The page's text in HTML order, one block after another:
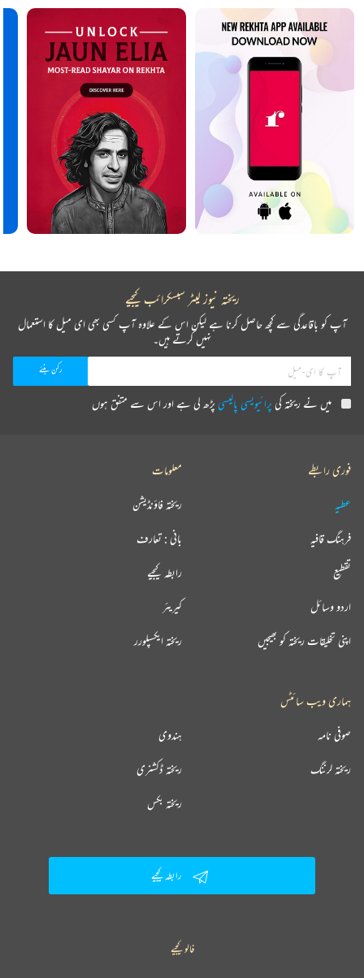
ریختہ نیوز لیٹر سبسکرائب کیجیے
آپ کو باقاعدگی سے کچھ حاصل کرنا ہے لیکن اس کے علاوہ آپ کسی بھی ای میل کا استعمال
نہیں کرتے ہیں۔
میں نے ریختہ کیپرائیویسی پالیسیپڑھ لی ہے اور اس سے متفق ہوں
فوری رابطے
عطیہ
فرہنگ قافیہ
تقطیع
اردو وسائل
اپنی تخلیقات ریختہ کو بھیجیں
معلومات
ریختہ فاؤنڈیشن
بانی : تعارف
رابطہ کیجیے
کیریئر
ریختہ ایکسپلورر
ہماری ویب سائٹس
ہندوی صوفی نامہ
ریختہ ڈکشنری ریختہ لرننگ
ریختہ بکس
رابطہ کیجیے
فالو کیجیے